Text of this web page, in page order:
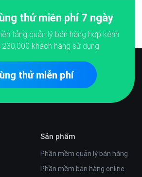
thử miễn phí 7 ngày
tảng quản lý bán hàng hợp kênh
230,000 khách hàng sử dụng
thử miễn phí
Sản phẩm
Phần mềm quản lý bán hàng
Phần mềm bán hàng online